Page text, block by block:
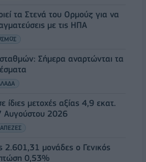
τα Στενά του Ορμούζ για να
με τις ΗΠΑ
Σήμερα αναρτώνται τα
ίδιες μετοχές αξίας 4,9 εκατ.
2026
2.601,31 μονάδες ο Γενικός
0,53%